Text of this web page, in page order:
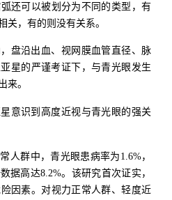
还可以被划分为不同的类型，有
关，有的则没有关系。
盘沿出血、视网膜血管直径、脉
星的严谨考证下，与青光眼发生
来。
意识到高度近视与青光眼的强关
人群中，青光眼患病率为1.6%，
据高达8.2%。该研究首次证实，
因素。对视力正常人群、轻度近